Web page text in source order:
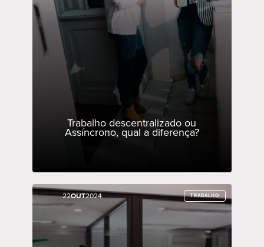
Trabalho descentralizado ou
Assíncrono, qual a diferença?
22OUT2024 TRABALHO
22OUT2024 TRABALHO